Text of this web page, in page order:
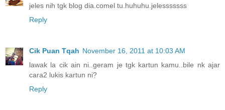
jeles nih tgk blog dia.comel tu.huhuhu.jelesssssss
Reply
Cik Puan Tqah November 16, 2011 at 10:03 AM
lawak la cik ain ni..geram je tgk kartun kamu..bile nk ajar
cara2 lukis kartun ni?
Reply